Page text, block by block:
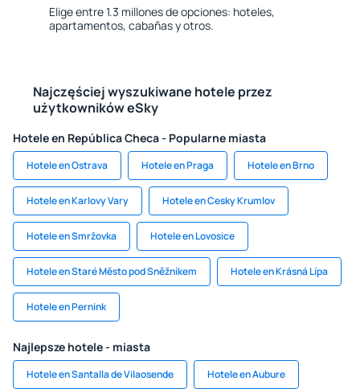
Elige entre 1.3 millones de opciones: hoteles,
apartamentos, cabañas y otros.
Najczęściej wyszukiwane hotele przez
użytkowników eSky
Hotele en República Checa - Popularne miasta
Hotele en Ostrava Hotele en Praga Hotele en Brno
Hotele en Karlovy Vary Hotele en Cesky Krumlov
Hotele en Smržovka Hotele en Lovosice
Hotele en Staré Město pod Sněžníkem Hotele en Krásná Lípa
Hotele en Pernink
Najlepsze hotele - miasta
Hotele en Santalla de Vilaosende Hotele en Aubure